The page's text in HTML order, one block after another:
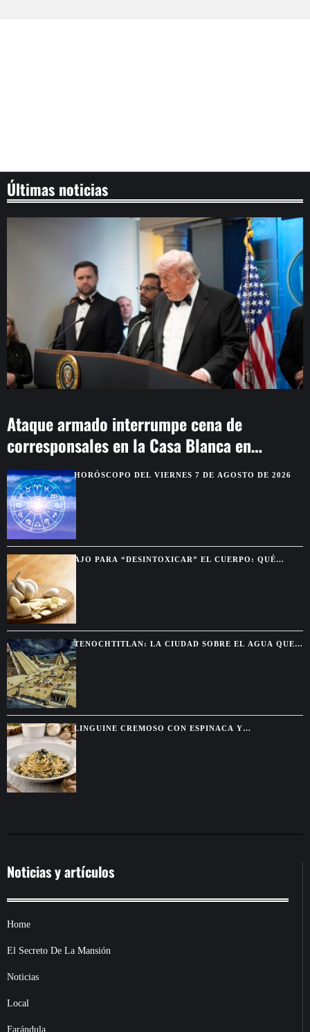
Últimas noticias
Ataque armado interrumpe cena de
corresponsales en la Casa Blanca en
WashingtonHORÓSCOPO DEL VIERNES 7 DE AGOSTO DE 2026
AJO PARA “DESINTOXICAR” EL CUERPO: QUÉ
TENOCHTITLAN: LA CIUDAD SOBRE EL AGUA QUE
DEJÓ SIN PALABRAS A LOS CONQUISTADORES
LINGUINE CREMOSO CON ESPINACA Y
ALCACHOFA, UNA PASTA FÁCIL CON SABOR DE
RESTAURANTE
Noticias y artículos
Home
El Secreto De La Mansión
Noticias
Local
Farándula